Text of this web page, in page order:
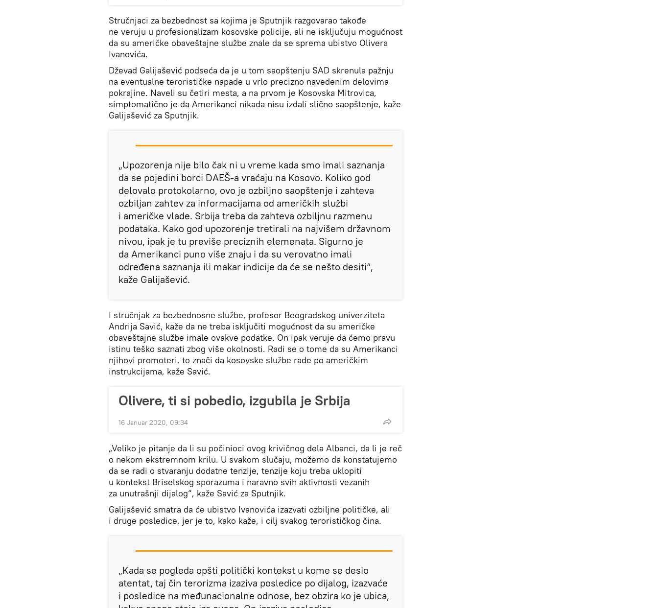
Stručnjaci za bezbednost sa kojima je Sputnjik razgovarao takođe
ne veruju u profesionalizam kosovske policije, ali ne isključuju mogućnost
da su američke obaveštajne službe znale da se sprema ubistvo Olivera
Ivanovića.
Dževad Galijašević podseća da je u tom saopštenju SAD skrenula pažnju
na eventualne terorističke napade u vrlo precizno navedenim delovima
pokrajine. Naveli su četiri mesta, a na prvom je Kosovska Mitrovica,
simptomatično je da Amerikanci nikada nisu izdali slično saopštenje, kaže
Galijašević za Sputnjik.
„Upozorenja nije bilo čak ni u vreme kada smo imali saznanja
da se pojedini borci DAEŠ-a vraćaju na Kosovo. Koliko god
delovalo protokolarno, ovo je ozbiljno saopštenje i zahteva
ozbiljan zahtev za informacijama od američkih službi
i američke vlade. Srbija treba da zahteva ozbiljnu razmenu
podataka. Kako god upozorenje tretirali na najvišem državnom
nivou, ipak je tu previše preciznih elemenata. Sigurno je
da Amerikanci puno više znaju i da su verovatno imali
određena saznanja ili makar indicije da će se nešto desiti“,
kaže Galijašević.
I stručnjak za bezbednosne službe, profesor Beogradskog univerziteta
Andrija Savić, kaže da ne treba isključiti mogućnost da su američke
obaveštajne službe imale ovakve podatke. On ipak veruje da ćemo pravu
istinu teško saznati zbog više okolnosti. Radi se o tome da su Amerikanci
njihovi promoteri, to znači da kosovske službe rade po američkim
instrukcijama, kaže Savić.
Olivere, ti si pobedio, izgubila je Srbija
16 Januar 2020, 09:34
„Veliko je pitanje da li su počinioci ovog krivičnog dela Albanci, da li je reč
o nekom ekstremnom krilu. U svakom slučaju, možemo da konstatujemo
da se radi o stvaranju dodatne tenzije, tenzije koju treba uklopiti
u kontekst Briselskog sporazuma i naravno svih aktivnosti vezanih
za unutrašnji dijalog“, kaže Savić za Sputnjik.
Galijašević smatra da će ubistvo Ivanovića izazvati ozbiljne političke, ali
i druge posledice, jer je to, kako kaže, i cilj svakog terorističkog čina.
„Kada se pogleda opšti politički kontekst u kome se desio
atentat, taj čin terorizma izaziva posledice po dijalog, izazvaće
i posledice na međunacionalne odnose, bez obzira ko je ubica,